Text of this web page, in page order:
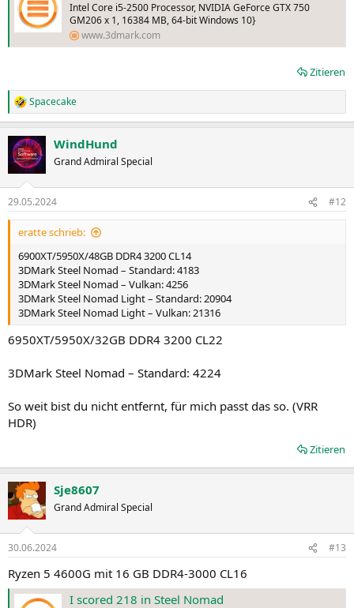
Intel Core i5-2500 Processor, NVIDIA GeForce GTX 750
GM206 x 1, 16384 MB, 64-bit Windows 10}
www.3dmark.com
Zitieren
R
e
k
t
i
e
n
Spacecake
WindHund
Grand Admiral Special
29.05.2024 #12
eratte schrieb:
6900XT/5950X/48GB DDR4 3200 CL14
3DMark Steel Nomad – Standard: 4183
3DMark Steel Nomad – Vulkan: 4256
3DMark Steel Nomad Light – Standard: 20904
3DMark Steel Nomad Light – Vulkan: 21316
6950XT/5950X/32GB DDR4 3200 CL22
3DMark Steel Nomad – Standard: 4224
So weit bist du nicht entfernt, für mich passt das so. (VRR
HDR)
Zitieren
Sje8607
Grand Admiral Special
30.06.2024 #13
Ryzen 5 4600G mit 16 GB DDR4-3000 CL16
I scored 218 in Steel Nomad